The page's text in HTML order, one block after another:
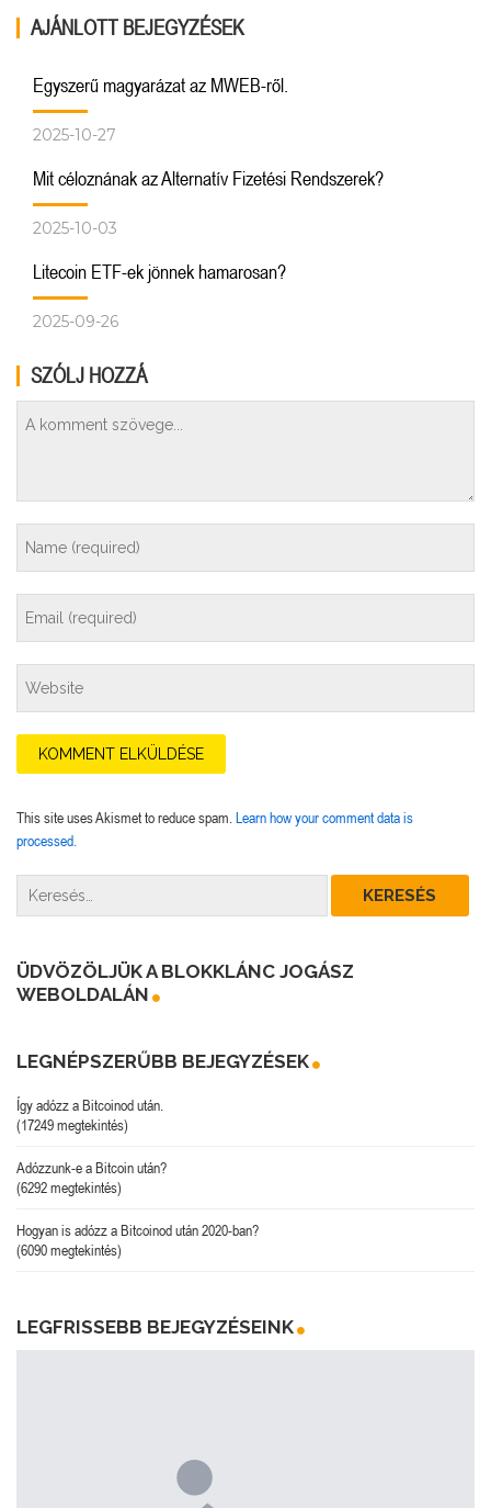
AJÁNLOTT BEJEGYZÉSEK
Egyszerű magyarázat az MWEB-ről.
2025-10-27
Mit céloznának az Alternatív Fizetési Rendszerek?
2025-10-03
Litecoin ETF-ek jönnek hamarosan?
2025-09-26
SZÓLJ HOZZÁ
This site uses Akismet to reduce spam. Learn how your comment data is
processed.
ÜDVÖZÖLJÜK A BLOKKLÁNC JOGÁSZ
WEBOLDALÁN
LEGNÉPSZERŰBB BEJEGYZÉSEK
Így adózz a Bitcoinod után.
(17249 megtekintés)
Adózzunk-e a Bitcoin után?
(6292 megtekintés)
Hogyan is adózz a Bitcoinod után 2020-ban?
(6090 megtekintés)
LEGFRISSEBB BEJEGYZÉSEINK